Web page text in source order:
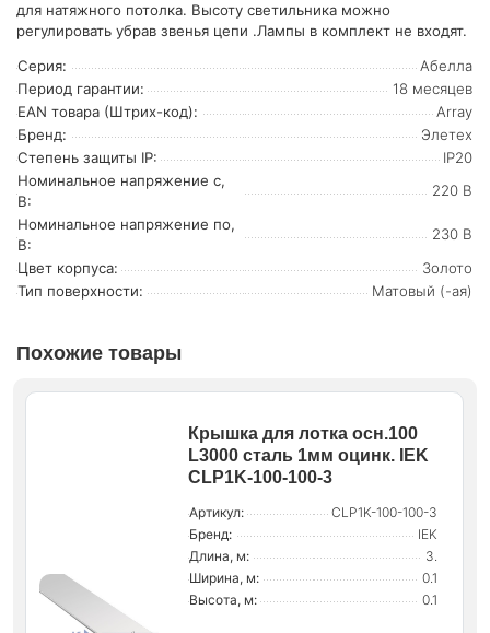
для натяжного потолка. Высоту светильника можно
регулировать убрав звенья цепи .Лампы в комплект не входят.
Серия:
Абелла
Период гарантии:
18 месяцев
EAN товара (Штрих-код):
Array
Бренд:
Элетех
Степень защиты IP:
IP20
Номинальное напряжение с,
В:
220 В
Номинальное напряжение по,
В:
230 В
Цвет корпуса:
Золото
Тип поверхности:
Матовый (-ая)
Похожие товары
Крышка для лотка осн.100
L3000 сталь 1мм оцинк. IEK
CLP1K-100-100-3
Артикул:
CLP1K-100-100-3
Бренд:
IEK
Длина, м:
3.
Ширина, м:
0.1
Высота, м:
0.1